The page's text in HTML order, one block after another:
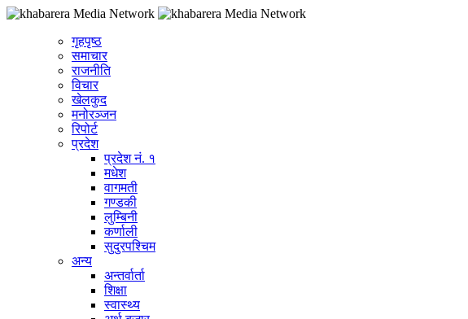
गृहपृष्ठ
समाचार
राजनीति
विचार
खेलकुद
मनोरञ्जन
रिपोर्ट
प्रदेश
प्रदेश नं. १
मधेश
वागमती
गण्डकी
लुम्बिनी
कर्णाली
सुदुरपश्चिम
अन्य
अन्तर्वार्ता
शिक्षा
स्वास्थ्य